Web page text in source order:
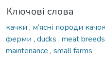
Ключові слова
качки , м’ясні породи
ферми , ducks , meat
maintenance , small farms